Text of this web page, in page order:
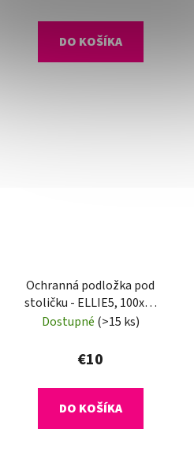
DO KOŠÍKA
Ochranná podložka pod
stoličku - ELLIE5, 100x50
cm, 0,8 mm
Dostupné (>15 ks)
€10
DO KOŠÍKA